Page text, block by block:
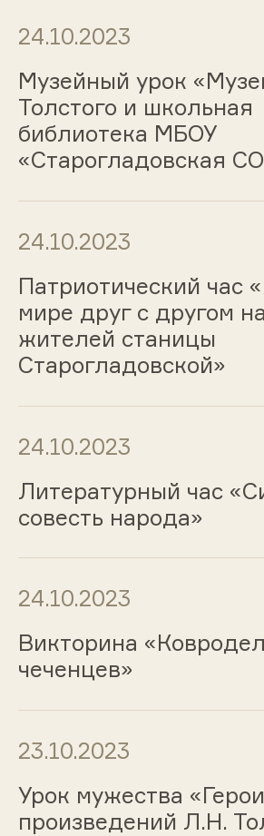
24.10.2023
Музейный урок
Толстого и школьная
библиотека МБОУ
«Старогладовская
24.10.2023
Патриотический час
мире друг с другом
жителей станицы
Старогладовской»
24.10.2023
Литературный час
совесть народа»
24.10.2023
Викторина
чеченцев»
23.10.2023
Урок мужества «Герои
произведений Л.Н.